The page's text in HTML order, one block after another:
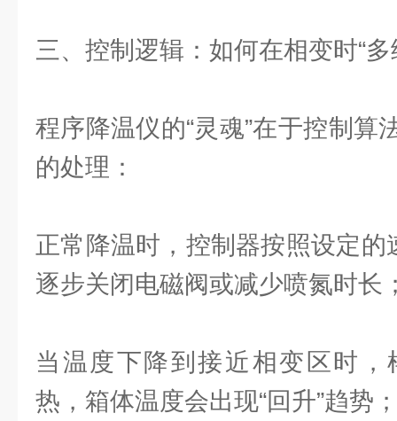
三、控制逻辑：如何在相变时“多
程序降温仪的“灵魂”在于控制
的处理：
正常降温时，控制器按照设定
逐步关闭电磁阀或减少喷氮时长
当温度下降到接近相变区时
热，箱体温度会出现“回升”趋势